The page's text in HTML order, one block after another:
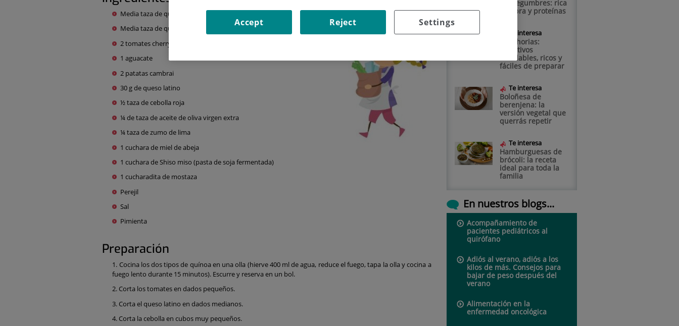
Media taza de quinua blanca
Media taza de quinua roja
2 tomates cherry
1 aguacate
2 patatas cambrai
30 g de queso latino
½ taza de cebolla roja
¼ de taza de aceite de oliva virgen extra
¼ taza de zumo de lima
1 cuchara de miel de abeja
1 cuchara de Shiso miso (pasta de soja fermentada)
1 cucharadita de mostaza
Perejil
Sal
Pimienta
Preparación
Cocina los dos tipos de quínoa en una olla (hierve 400 ml de agua, reduce el fuego, tapa la olla y cocina a
fuego lento durante 15 minutos). Escurre y reserva en un bol.
Corta los tomates en dados pequeños.
Corta el queso latino en dados medianos.
Corta la cebolla en cubos muy pequeños.
con legumbres: rica
en fibra y proteínas
Te interesa
Zanahorias:
aperitivos
saludables, ricos y
fáciles de preparar
Te interesa
Boloñesa de
berenjena: la
versión vegetal que
querrás repetir
Te interesa
Hamburguesas de
brócoli: la receta
ideal para toda la
familia
En nuestros blogs...
Acompañamiento de
pacientes pediátricos al
quirófano
Adiós al verano, adiós a los
kilos de más. Consejos para
bajar de peso después del
verano
Alimentación en la
enfermedad oncológica
Settings
Reject
Accept